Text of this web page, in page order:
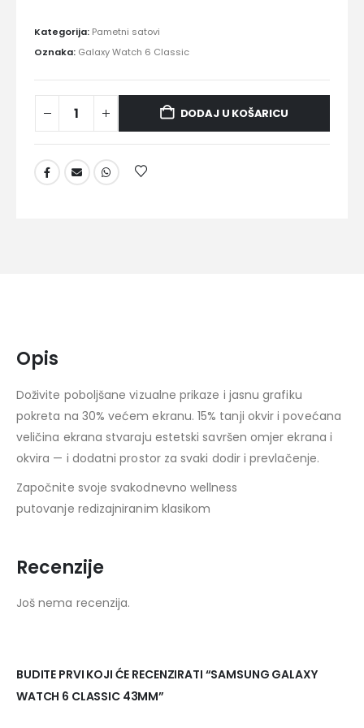
Kategorija: Pametni satovi
Oznaka: Galaxy Watch 6 Classic
DODAJ U KOŠARICU
Opis
Doživite poboljšane vizualne prikaze i jasnu grafiku
pokreta na 30% većem ekranu. 15% tanji okvir i povećana
veličina ekrana stvaraju estetski savršen omjer ekrana i
okvira — i dodatni prostor za svaki dodir i prevlačenje.
Započnite svoje svakodnevno wellness
putovanje redizajniranim klasikom
Recenzije
Još nema recenzija.
BUDITE PRVI KOJI ĆE RECENZIRATI “SAMSUNG GALAXY
WATCH 6 CLASSIC 43MM”